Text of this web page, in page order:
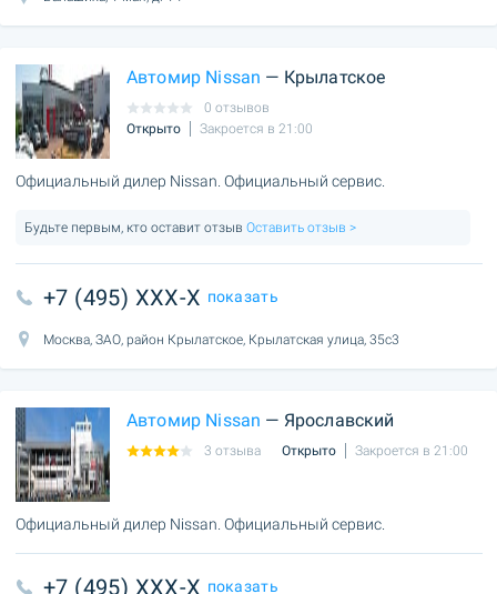
Автомир Nissan — Крылатское
0 отзывов
Открыто
Закроется в 21:00
Официальный дилер Nissan. Официальный сервис.
Будьте первым, кто оставит отзыв Оставить отзыв >
+7 (495) XXX-X показать
Москва, ЗАО, район Крылатское, Крылатская улица, 35с3
Автомир Nissan — Ярославский
3 отзыва Открыто Закроется в 21:00
Официальный дилер Nissan. Официальный сервис.
+7 (495) XXX-X показать